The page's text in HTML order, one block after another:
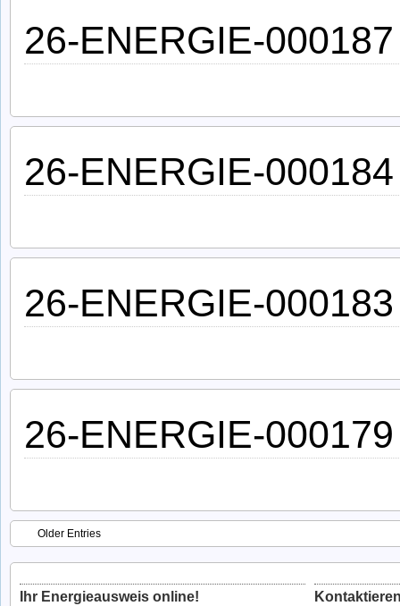
26-ENERGIE-000187
26-ENERGIE-000184
26-ENERGIE-000183
26-ENERGIE-000179
Older Entries
Ihr Energieausweis online!